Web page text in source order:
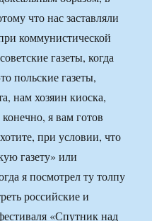
что нас заставляли
коммунистической
газеты, когда
польские газеты,
нам хозяин киоска,
я вам готов
при условии, что
газету» или
я посмотрел ту толпу
российские и
«Спутник над